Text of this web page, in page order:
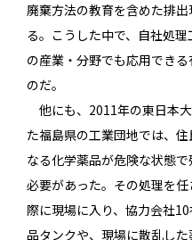
廃棄方法の教育を含めた排
る。こうした中で、自社処
の産業・分野でも応用でき
のだ。
他にも、2011年の東日本
た福島県の工業団地では、
なる化学薬品が危険な状態
必要があった。その処理を
際に現場に入り、協力会社
品タンクや、現場に散乱し